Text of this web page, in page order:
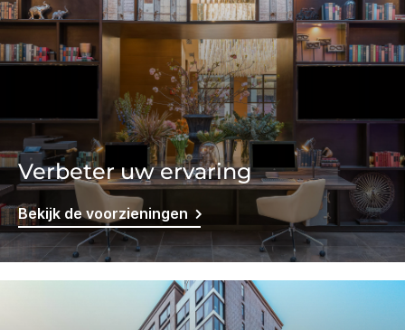
Verbeter uw ervaring
Bekijk de voorzieningen